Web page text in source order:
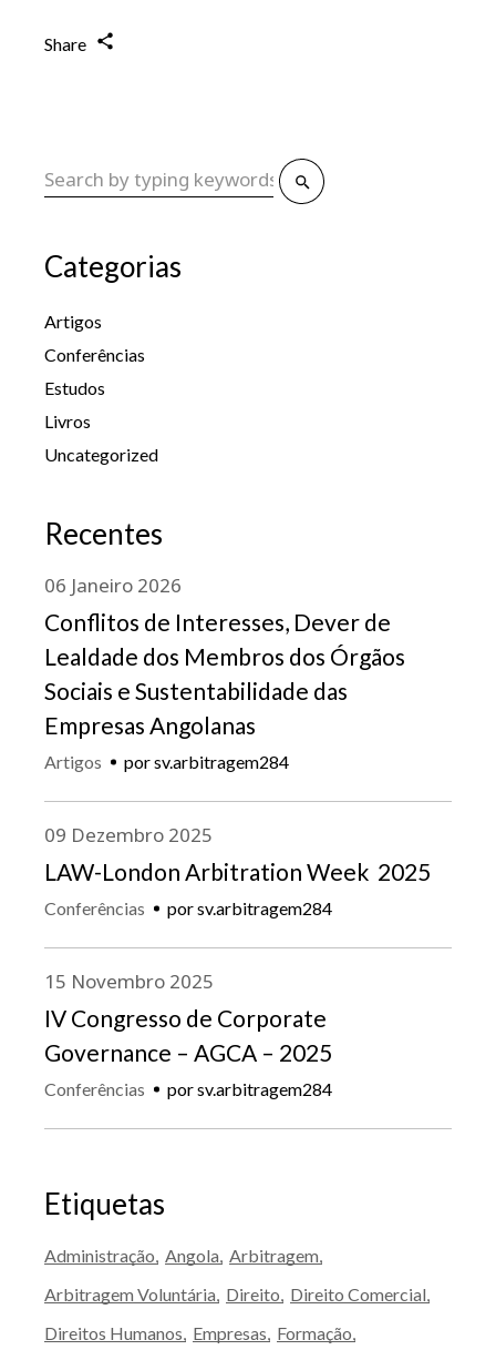
Share
Categorias
Artigos
Conferências
Estudos
Livros
Uncategorized
Recentes
06 Janeiro 2026
Conflitos de Interesses, Dever de
Lealdade dos Membros dos Órgãos
Sociais e Sustentabilidade das
Empresas Angolanas
Artigos porsv.arbitragem284
09 Dezembro 2025
LAW-London Arbitration Week 2025
Conferências porsv.arbitragem284
15 Novembro 2025
IV Congresso de Corporate
Governance – AGCA – 2025
Conferências porsv.arbitragem284
Etiquetas
Administração Angola Arbitragem
Arbitragem Voluntária Direito Direito Comercial
Direitos Humanos Empresas Formação